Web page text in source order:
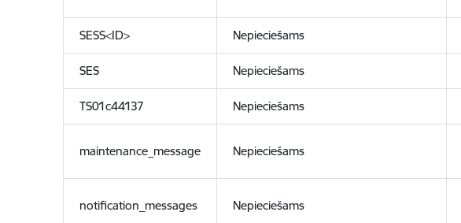
SESS<ID> Nepieciešams
SES Nepieciešams
TS01c44137 Nepieciešams
maintenance_message Nepieciešams
notification_messages Nepieciešams